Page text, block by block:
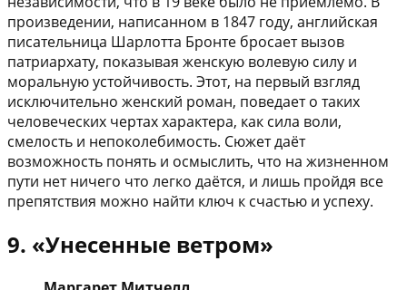
произведении, написанном в 1847 году, английская
писательница Шарлотта Бронте бросает вызов
патриархату, показывая женскую волевую силу и
моральную устойчивость. Этот, на первый взгляд
исключительно женский роман, поведает о таких
человеческих чертах характера, как сила воли,
смелость и непоколебимость. Сюжет даёт
возможность понять и осмыслить, что на жизненном
пути нет ничего что легко даётся, и лишь пройдя все
препятствия можно найти ключ к счастью и успеху.
9. «Унесенные ветром»